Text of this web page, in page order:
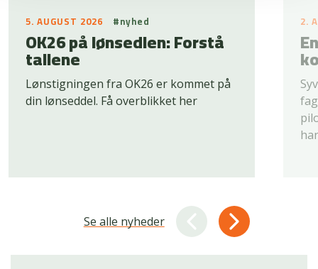
5. AUGUST 2026 #nyhed
OK26 på lønsedlen: Forstå
tallene
Lønstigningen fra OK26 er kommet på
din lønseddel. Få overblikket her
2.
Se alle nyheder